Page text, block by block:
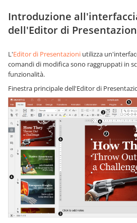
Introduzione
dell'Editor di
L'Editor di Presentazioni utilizza
comandi di modifica sono raggruppati in
funzionalità.
Finestra principale dell'Editor di